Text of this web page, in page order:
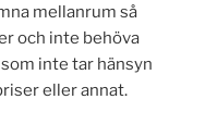
mellanrum så
och inte behöva
inte tar hänsyn
eller annat.